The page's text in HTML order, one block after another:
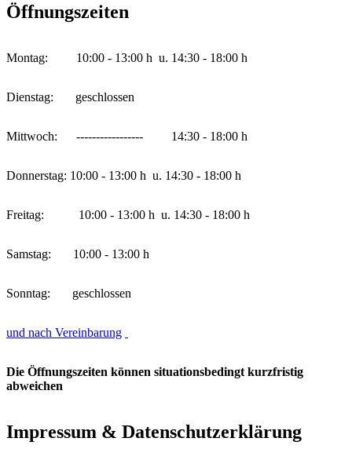
Öffnungszeiten
Montag: 10:00 - 13:00 h u. 14:30 - 18:00 h
Dienstag: geschlossen
Mittwoch: ----------------- 14:30 - 18:00 h
Donnerstag: 10:00 - 13:00 h u. 14:30 - 18:00 h
Freitag: 10:00 - 13:00 h u. 14:30 - 18:00 h
Samstag: 10:00 - 13:00 h
Sonntag: geschlossen
und nach Vereinbarung
Die Öffnungszeiten können situationsbedingt kurzfristig
abweichen
Impressum & Datenschutzerklärung